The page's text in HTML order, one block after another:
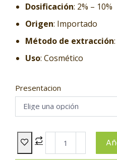
Dosificación: 2% – 10%
Origen: Importado
Método de extracción
Uso: Cosmético
Presentacion